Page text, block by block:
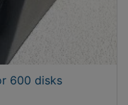
600 disks